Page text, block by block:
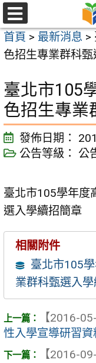
跳
至
主
要
內
容
區
選
單
首頁 > 最新消息 >
色招生專業群科
臺北市105
色招生專業
發佈日期：
公告等級：
公
臺北市105學年度
選入學續招簡章
相關附件
臺北市105
業群科甄選入
【2016-
性入學宣導研習
【2016-